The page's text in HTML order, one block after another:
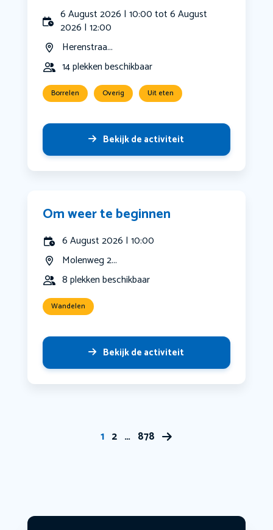
6 August 2026 | 10:00 tot 6 August
2026 | 12:00
Herenstraa...
14 plekken beschikbaar
Borrelen Overig Uit eten
Bekijk de activiteit
Om weer te beginnen
6 August 2026 | 10:00
Molenweg 2...
8 plekken beschikbaar
Wandelen
Bekijk de activiteit
1 2 … 878